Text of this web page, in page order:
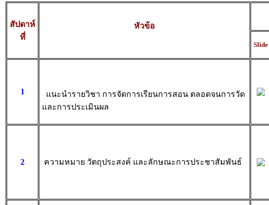
สัปดาห์
ที่
หัวข้อ
Slide
1
แนะนำรายวิชา การจัดการเรียนการสอน ตลอดจนการวัด
และการประเมินผล
2 ความหมาย วัตถุประสงค์ และลักษณะการประชาสัมพันธ์